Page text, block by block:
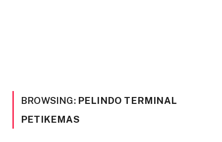
BROWSING: PELINDO TERMINAL
PETIKEMAS